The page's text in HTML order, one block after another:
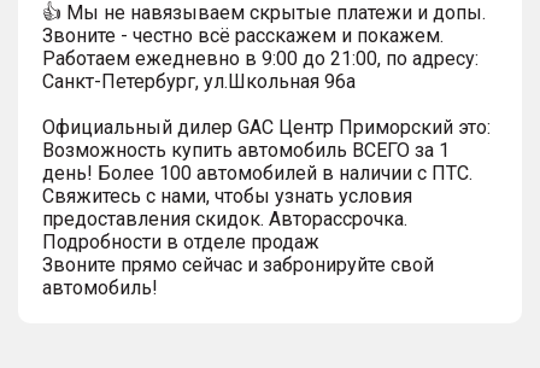
👍 Мы не навязываем скрытые платежи и допы.
Звоните - честно всё расскажем и покажем.
Работаем ежедневно в 9:00 до 21:00, по адресу:
Санкт-Петербург, ул.Школьная 96а
Официальный дилер GАС Центр Приморский это:
Возможность купить автомобиль ВСЕГО за 1
день! Более 100 автомобилей в наличии с ПТС.
Свяжитесь с нами, чтобы узнать условия
предоставления скидок. Авторассрочка.
Подробности в отделе продаж
Звоните прямо сейчас и забронируйте свой
автомобиль!